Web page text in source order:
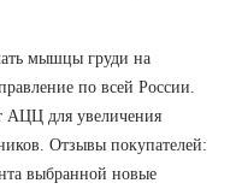
мышцы груди на
по всей России.
АЦЦ для увеличения
Отзывы покупателей:
выбранной новые